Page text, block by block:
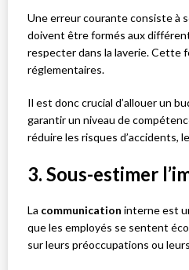
Une erreur courante consiste à
doivent être formés aux
respecter dans la laverie. Cette
réglementaires.
Il est donc crucial d’allouer un
garantir un niveau de
réduire les risques d’accidents,
3. Sous-estimer
La communication interne est
que les employés se sentent
sur leurs préoccupations ou